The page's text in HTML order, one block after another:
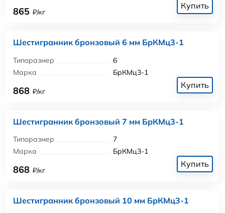
865 ₽/кг
Купить
Шестигранник бронзовый 6 мм БрКМц3-1
Типоразмер
6
Марка
БрКМц3-1
868 ₽/кг
Купить
Шестигранник бронзовый 7 мм БрКМц3-1
Типоразмер
7
Марка
БрКМц3-1
868 ₽/кг
Купить
Шестигранник бронзовый 10 мм БрКМц3-1